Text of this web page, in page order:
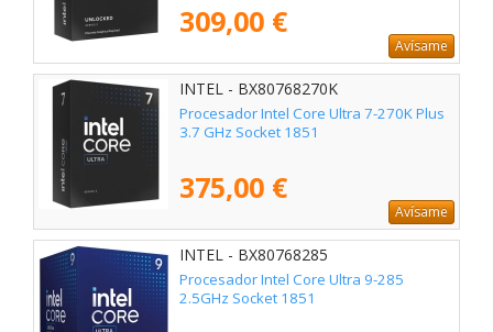
309,00 €
Avísame
INTEL - BX80768270K
Procesador Intel Core Ultra 7-270K Plus
3.7 GHz Socket 1851
375,00 €
Avísame
INTEL - BX80768285
Procesador Intel Core Ultra 9-285
2.5GHz Socket 1851